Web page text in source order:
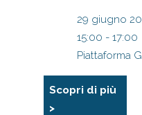
29 giugno
15:00 - 17:00
Piattaforma
Scopri di più
>